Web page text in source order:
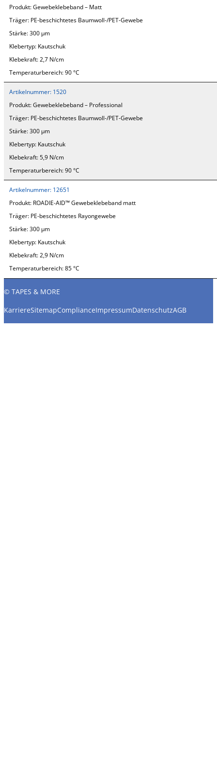
Produkt:Gewebeklebeband – Matt
Träger: PE-beschichtetes Baumwoll-/PET-Gewebe
Stärke:300 µm
Klebertyp: Kautschuk
Klebekraft: 2,7 N/cm
Temperaturbereich:90 °C
Artikelnummer: 1520
Produkt:Gewebeklebeband – Professional
Träger: PE-beschichtetes Baumwoll-/PET-Gewebe
Stärke:300 µm
Klebertyp: Kautschuk
Klebekraft: 5,9 N/cm
Temperaturbereich:90 °C
Artikelnummer: 12651
Produkt: ROADIE-AID™ Gewebeklebeband matt
Träger: PE-beschichtetes Rayongewebe
Stärke:300 µm
Klebertyp: Kautschuk
Klebekraft:2,9 N/cm
Temperaturbereich:85 °C
© TAPES & MORE
KarriereSitemapComplianceImpressumDatenschutzAGB